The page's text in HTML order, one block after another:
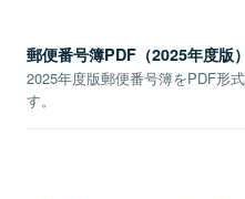
郵便番号簿PDF（2025年度版）
2025年度版郵便番号簿をPDF形
す。